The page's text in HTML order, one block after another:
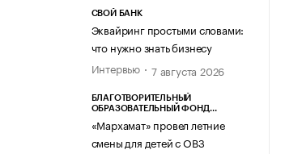
СВОЙ БАНК
Эквайринг простыми словами:
что нужно знать бизнесу
Интервью
7 августа 2026
БЛАГОТВОРИТЕЛЬНЫЙ
ОБРАЗОВАТЕЛЬНЫЙ ФОНД
«Мархамат» провел летние
смены для детей с ОВЗ